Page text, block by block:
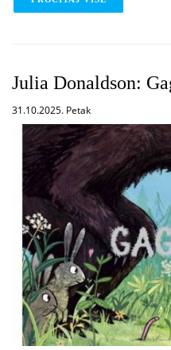
Julia Donaldson:
31.10.2025. Petak